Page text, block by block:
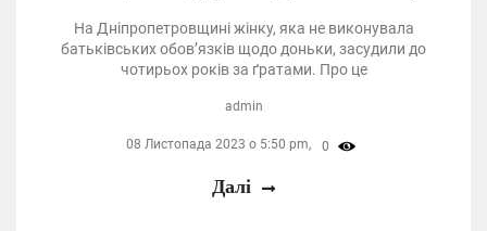
На Дніпропетровщині жінку, яка не виконувала
батьківських обов’язків щодо доньки, засудили до
чотирьох років за ґратами. Про це
admin
08 Листопада 2023 о 5:50 pm, 0
Далі